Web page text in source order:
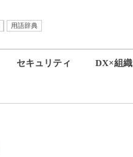
用語辞典
セキュリティ DX×組織